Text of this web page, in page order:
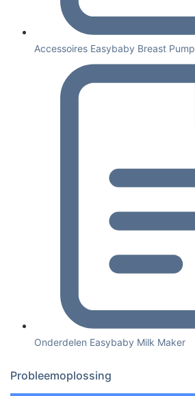
Accessoires Easybaby Breast Pump
Onderdelen Easybaby Milk Maker
Probleemoplossing